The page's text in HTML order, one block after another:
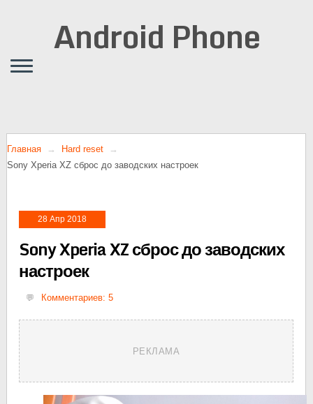
Android Phone
Главная
Hard reset
Sony Xperia XZ сброс до заводских настроек
28 Апр 2018
Sony Xperia XZ сброс до заводских
настроек
Комментариев: 5
РЕКЛАМА